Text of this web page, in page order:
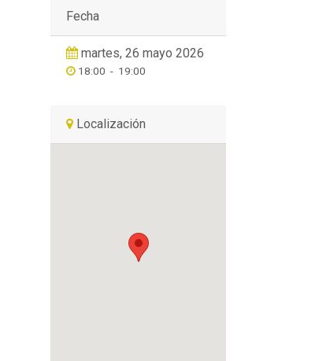
Fecha
martes, 26 mayo 2026
18:00 - 19:00
Localización